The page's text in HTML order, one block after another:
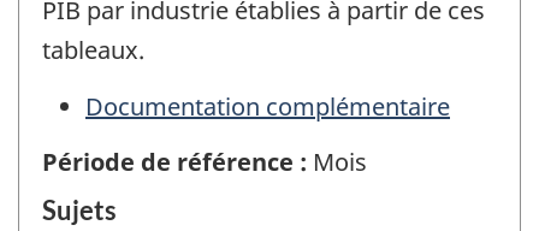
PIB par industrie établies à partir de ces
tableaux.
Documentation complémentaire
Période de référence : Mois
Sujets